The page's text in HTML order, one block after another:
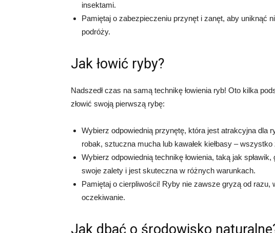
insektami.
Pamiętaj o zabezpieczeniu przynęt i zanęt, aby uniknąć
podróży.
Jak łowić ryby?
Nadszedł czas na samą technikę łowienia ryb! Oto kilka
złowić swoją pierwszą rybę:
Wybierz odpowiednią przynętę, która jest atrakcyjna dla
robak, sztuczna mucha lub kawałek kiełbasy –
Wybierz odpowiednią technikę łowienia, taką jak
swoje zalety i jest skuteczna w różnych warunkach.
Pamiętaj o cierpliwości! Ryby nie zawsze gryzą od razu,
oczekiwanie.
Jak dbać o środowisko